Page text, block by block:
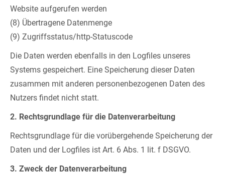
Website aufgerufen werden
(8) Übertragene Datenmenge
(9) Zugriffsstatus/http-Statuscode
Die Daten werden ebenfalls in den Logfiles unseres
Systems gespeichert. Eine Speicherung dieser Daten
zusammen mit anderen personenbezogenen Daten des
Nutzers findet nicht statt.
2. Rechtsgrundlage für die Datenverarbeitung
Rechtsgrundlage für die vorübergehende Speicherung der
Daten und der Logfiles ist Art. 6 Abs. 1 lit. f DSGVO.
3. Zweck der Datenverarbeitung